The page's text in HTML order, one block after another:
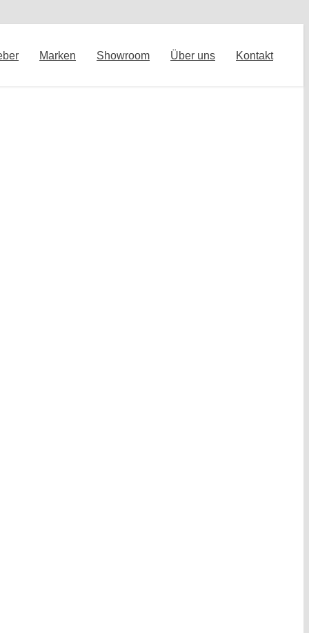
Marken Showroom Über uns Kontakt